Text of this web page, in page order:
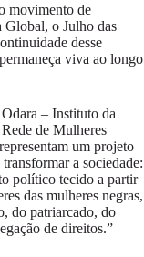
movimento de
Global, o Julho das
desse
viva ao longo
– Instituto da
de Mulheres
um projeto
a sociedade:
político tecido a partir
das mulheres negras,
do patriarcado, do
de direitos.”